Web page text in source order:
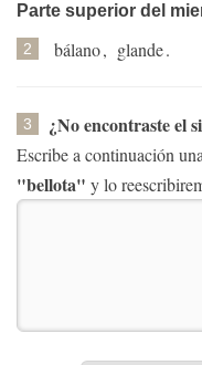
Parte superior del
2 bálano, glande.
3 ¿No encontraste el
Escribe a continuación
"bellota" y lo